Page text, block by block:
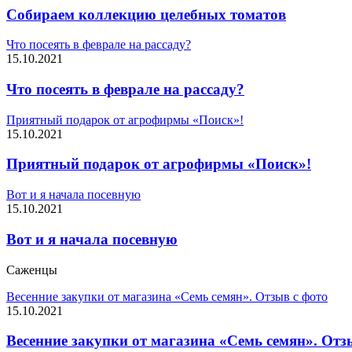
Собираем коллекцию целебных томатов
Что посеять в феврале на рассаду?
15.10.2021
Что посеять в феврале на рассаду?
Приятный подарок от агрофирмы «Поиск»!
15.10.2021
Приятный подарок от агрофирмы «Поиск»!
Вот и я начала посевную
15.10.2021
Вот и я начала посевную
Саженцы
Весенние закупки от магазина «Семь семян». Отзыв с фото
15.10.2021
Весенние закупки от магазина «Семь семян».